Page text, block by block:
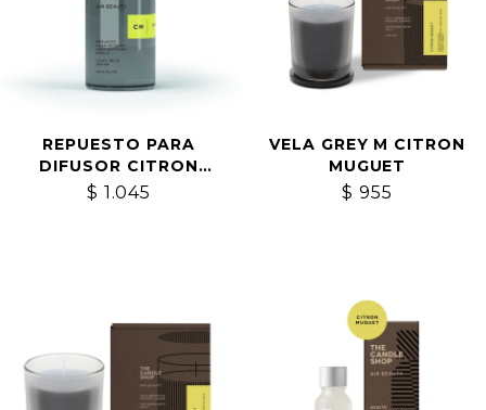
REPUESTO PARA
DIFUSOR CITRON
MUGUET
$ 1.045
VELA GREY M CITRON
MUGUET
$ 955